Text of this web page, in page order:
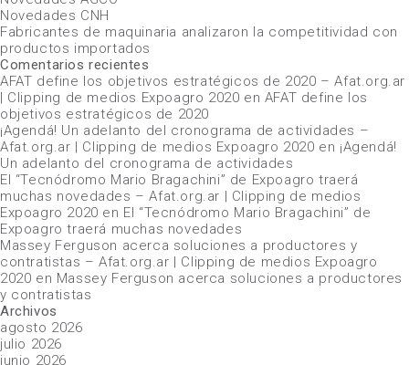
Novedades CNH
Fabricantes de maquinaria analizaron la competitividad con
productos importados
Comentarios recientes
AFAT define los objetivos estratégicos de 2020 – Afat.org.ar
| Clipping de medios Expoagro 2020 en AFAT define los
objetivos estratégicos de 2020
¡Agendá! Un adelanto del cronograma de actividades –
Afat.org.ar | Clipping de medios Expoagro 2020 en ¡Agendá!
Un adelanto del cronograma de actividades
El “Tecnódromo Mario Bragachini” de Expoagro traerá
muchas novedades – Afat.org.ar | Clipping de medios
Expoagro 2020 en El “Tecnódromo Mario Bragachini” de
Expoagro traerá muchas novedades
Massey Ferguson acerca soluciones a productores y
contratistas – Afat.org.ar | Clipping de medios Expoagro
2020 en Massey Ferguson acerca soluciones a productores
y contratistas
Archivos
agosto 2026
julio 2026
junio 2026